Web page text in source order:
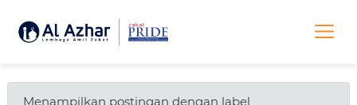
Menampilkan postingan dengan label